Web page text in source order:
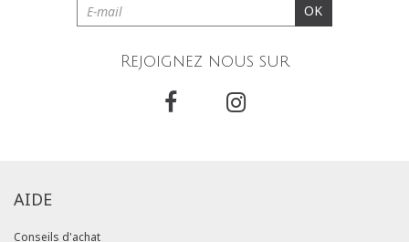
OK
Rejoignez nous sur
AIDE
Conseils d'achat